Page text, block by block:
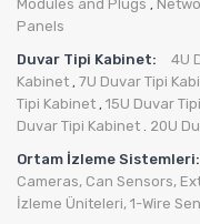
Modules and Plugs ,
Panels
Duvar Tipi Kabinet:
4U
Kabinet , 7U Duvar Tipi
Tipi Kabinet , 15U Duvar
Duvar Tipi Kabinet . 20U
Ortam İzleme Sistemleri:
Cameras, Can Sensors,
İzleme Üniteleri, 1-Wire